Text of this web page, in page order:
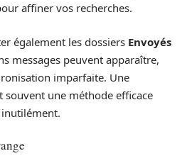
affiner vos recherches.
également les dossiers Envoyés
messages peuvent apparaître,
imparfaite. Une
une méthode efficace